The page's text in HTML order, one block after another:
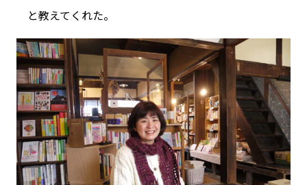
と教えてくれた。